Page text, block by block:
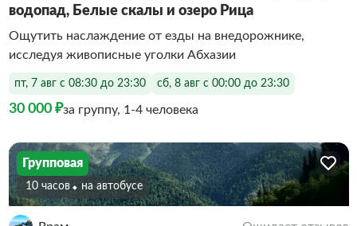
водопад, Белые скалы и озеро Рица
Ощутить наслаждение от езды на внедорожнике,
исследуя живописные уголки Абхазии
пт, 7 авг с 08:30 до 23:30 сб, 8 авг с 00:00 до 23:30
30 000 ₽за группу, 1-4 человека
Групповая
10 часов На автобусе